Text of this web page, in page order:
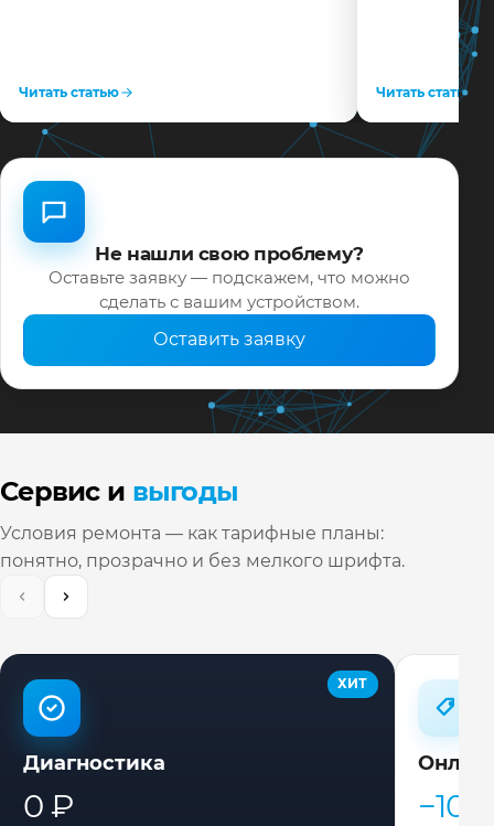
Читать статью Читать статью
Не нашли свою проблему?
Оставьте заявку — подскажем, что можно
сделать с вашим устройством.
Оставить заявку
Сервис и выгоды
Условия ремонта — как тарифные планы:
понятно, прозрачно и без мелкого шрифта.
ХИТ
Диагностика
0 ₽ −10%